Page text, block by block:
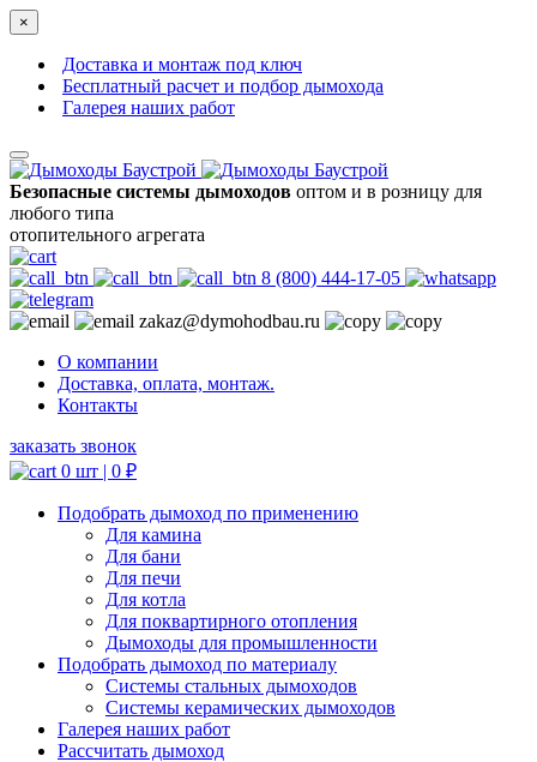
×
Доставка и монтаж под ключ
Бесплатный расчет и подбор дымохода
Галерея наших работ
Безопасные системы дымоходов оптом и в розницу для
любого типа
отопительного агрегата
8 (800) 444-17-05
zakaz@dymohodbau.ru
О компании
Доставка, оплата, монтаж.
Контакты
заказать звонок
0 шт | 0 ₽
Подобрать дымоход по применению
Для камина
Для бани
Для печи
Для котла
Для поквартирного отопления
Дымоходы для промышленности
Подобрать дымоход по материалу
Системы стальных дымоходов
Системы керамических дымоходов
Галерея наших работ
Рассчитать дымоход